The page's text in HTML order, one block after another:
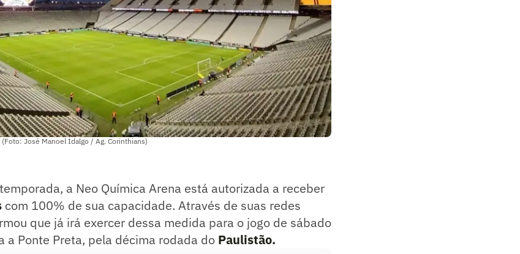
José Manoel Idalgo / Ag. Corinthians)
a Neo Química Arena está autorizada a receber
com 100% de sua capacidade. Através de suas redes
que já irá exercer dessa medida para o jogo de sábado
a Ponte Preta, pela décima rodada do Paulistão.